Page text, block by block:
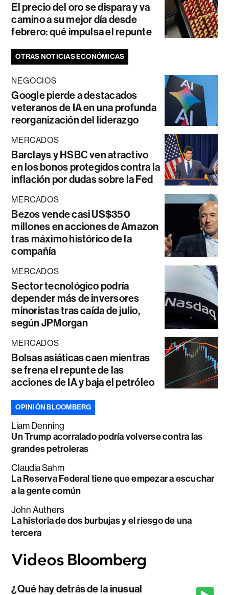
El precio del oro se dispara y va
camino a su mejor día desde
febrero: qué impulsa el repunte
OTRAS NOTICIAS ECONÓMICAS
NEGOCIOS
Google pierde a destacados
veteranos de IA en una profunda
reorganización del liderazgo
MERCADOS
Barclays y HSBC ven atractivo
en los bonos protegidos contra la
inflación por dudas sobre la Fed
MERCADOS
Bezos vende casi US$350
millones en acciones de Amazon
tras máximo histórico de la
compañía
MERCADOS
Sector tecnológico podría
depender más de inversores
minoristas tras caída de julio,
según JPMorgan
MERCADOS
Bolsas asiáticas caen mientras
se frena el repunte de las
acciones de IA y baja el petróleo
OPINIÓN BLOOMBERG
Liam Denning
Un Trump acorralado podría volverse contra las
grandes petroleras
Claudia Sahm
La Reserva Federal tiene que empezar a escuchar
a la gente común
John Authers
La historia de dos burbujas y el riesgo de una
tercera
¿Qué hay detrás de la inusual